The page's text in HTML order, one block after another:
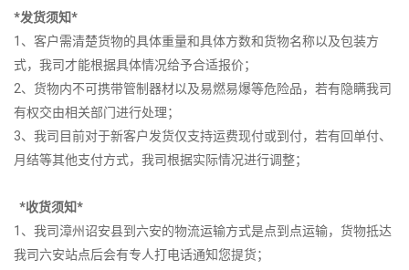
*发货须知*
1、客户需清楚货物的具体重量和具体方数和货物名称以及包装方
式，我司才能根据具体情况给予合适报价；
2、货物内不可携带管制器材以及易燃易爆等危险品，若有隐瞒我司
有权交由相关部门进行处理；
3、我司目前对于新客户发货仅支持运费现付或到付，若有回单付、
月结等其他支付方式，我司根据实际情况进行调整；
*收货须知*
1、我司漳州诏安县到六安的物流运输方式是点到点运输，货物抵达
我司六安站点后会有专人打电话通知您提货；